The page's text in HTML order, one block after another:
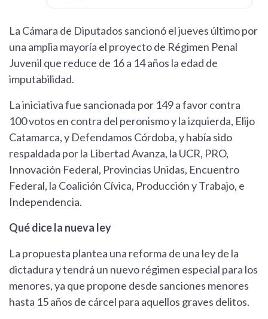
La Cámara de Diputados sancionó el jueves último por
una amplia mayoría el proyecto de Régimen Penal
Juvenil que reduce de 16 a 14 años la edad de
imputabilidad.
La iniciativa fue sancionada por 149 a favor contra
100 votos en contra del peronismo y la izquierda, Elijo
Catamarca, y Defendamos Córdoba, y había sido
respaldada por la Libertad Avanza, la UCR, PRO,
Innovación Federal, Provincias Unidas, Encuentro
Federal, la Coalición Cívica, Producción y Trabajo, e
Independencia.
Qué dice la nueva ley
La propuesta plantea una reforma de una ley de la
dictadura y tendrá un nuevo régimen especial para los
menores, ya que propone desde sanciones menores
hasta 15 años de cárcel para aquellos graves delitos.